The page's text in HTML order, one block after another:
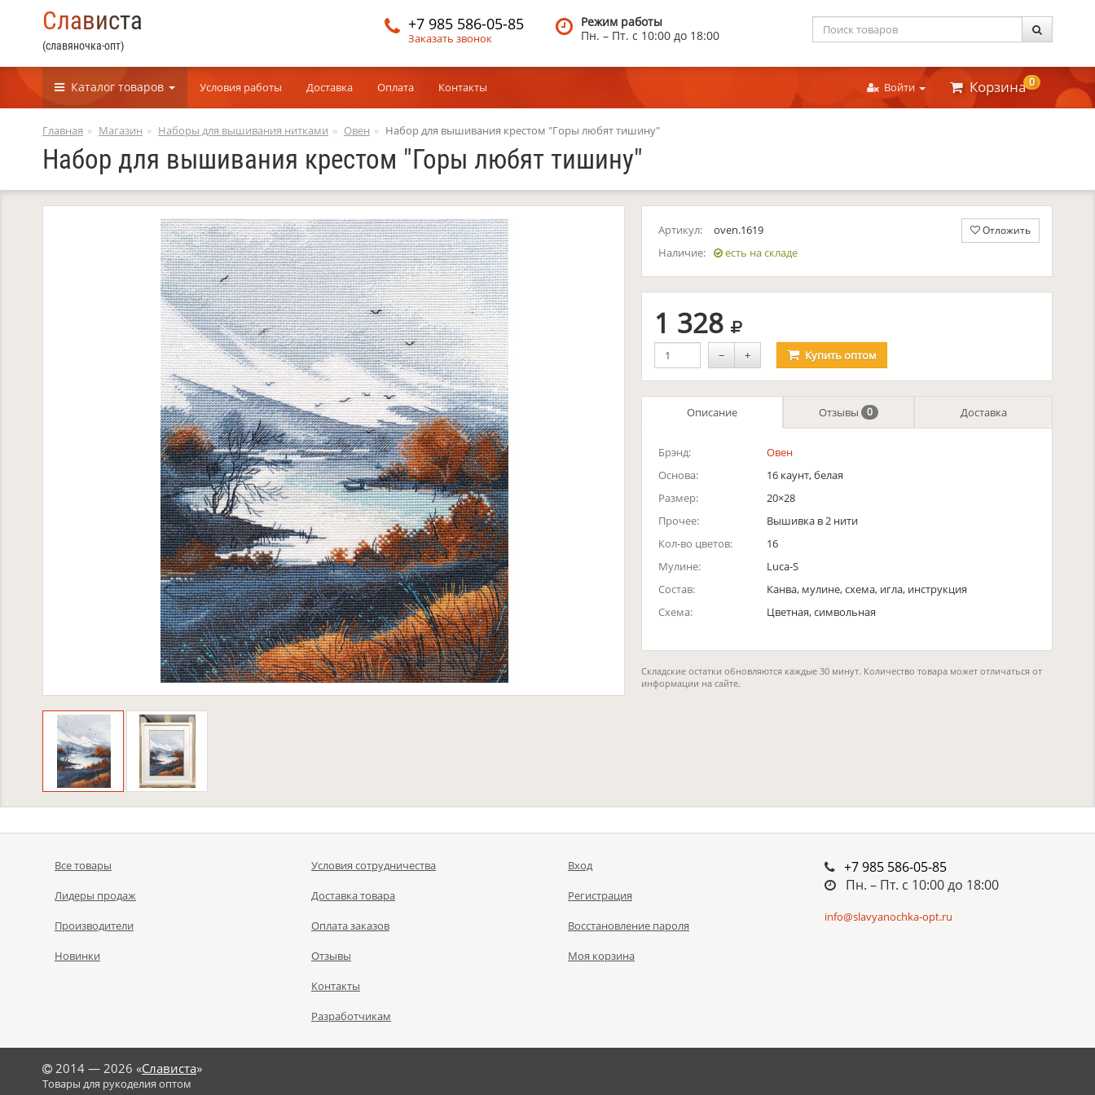
Слависта
(славяночка-опт)
+7 985 586-05-85
Заказать звонок
Режим работы
Пн. – Пт. c 10:00 до 18:00
Каталог товаров Войти Корзина0
Условия работы Доставка Оплата Контакты
Главная Магазин Наборы для вышивания нитками Овен Набор для вышивания крестом "Горы любят тишину"
Набор для вышивания крестом "Горы любят тишину"
Артикул:
oven.1619
Наличие:
есть на складе
Отложить
1 328 руб.
− + Купитьоптом
Описание Отзывы 0 Доставка
Брэнд:
Овен
Основа:
16 каунт, белая
Размер:
20×28
Прочее:
Вышивка в 2 нити
Кол-во цветов:
16
Мулине:
Luca-S
Состав:
Канва, мулине, схема, игла, инструкция
Схема:
Цветная, символьная
Складские остатки обновляются каждые 30 минут. Количество товара может отличаться от
информации на сайте.
Все товары
Лидеры продаж
Производители
Новинки
Условия сотрудничества
Доставка товара
Оплата заказов
Отзывы
Контакты
Разработчикам
Вход
Регистрация
Восстановление пароля
Моя корзина
+7 985 586-05-85
Пн. – Пт. c 10:00 до 18:00
info@slavyanochka-opt.ru
©2014 — 2026 «Слависта»
Товары для рукоделия оптом